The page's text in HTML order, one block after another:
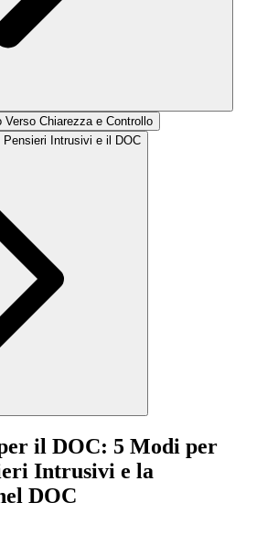
Chiarezza e Controllo
Pensieri Intrusivi e il DOC
il DOC: 5 Modi per
Intrusivi e la
DOC